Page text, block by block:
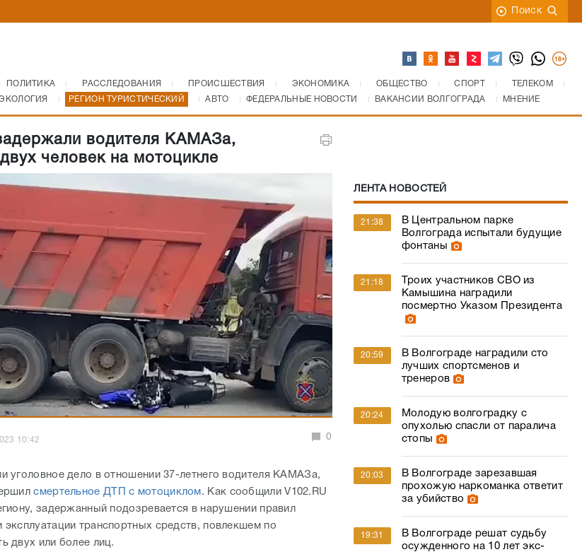
Поиск
ПОЛИТИКА РАССЛЕДОВАНИЯ ПРОИСШЕСТВИЯ ЭКОНОМИКА ОБЩЕСТВО СПОРТ
ТЕЛЕКОМ
РЕГИОН ТУРИСТИЧЕСКИЙ АВТО ФЕДЕРАЛЬНЫЕ НОВОСТИ ВАКАНСИИ ВОЛГОГРАДА МНЕНИЕ
водителя КАМАЗа,
человек на мотоцикле
10:42 0
уголовное дело в отношении 37-летнего водителя КАМАЗа,
смертельное ДТП с мотоциклом. Как сообщили V102.RU
задержанный подозревается в нарушении правил
транспортных средств, повлекшем по
двух или более лиц.
ЛЕНТА НОВОСТЕЙ
21:38
В Центральном парке
Волгограда испытали будущие
фонтаны
21:18
Троих участников СВО из
Камышина наградили
посмертно Указом Президента
20:59
В Волгограде наградили сто
лучших спортсменов и
тренеров
20:24
Молодую волгоградку с
опухолью спасли от паралича
стопы
20:03
В Волгограде зарезавшая
прохожую наркоманка ответит
за убийство
19:31
В Волгограде решат судьбу
осужденного на 10 лет экс-